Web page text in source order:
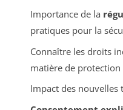
Importance de la
pratiques pour la
Connaître les droits
matière de protection
Impact des nouvelles